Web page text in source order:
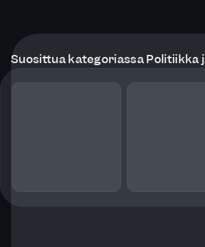
Suosittua kategoriassa Politiikka